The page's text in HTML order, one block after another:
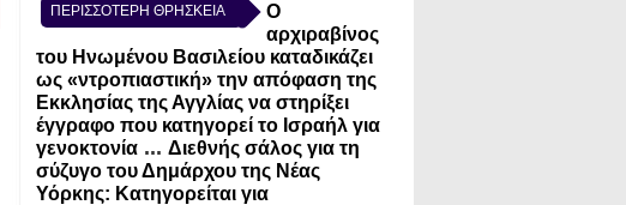
ΠΕΡΙΣΣΟΤΕΡΗ ΘΡΗΣΚΕΙΑ
Ο
αρχιραβίνος
του Ηνωμένου Βασιλείου καταδικάζει
ως «ντροπιαστική» την απόφαση της
Εκκλησίας της Αγγλίας να στηρίξει
έγγραφο που κατηγορεί το Ισραήλ για
γενοκτονία ... Διεθνής σάλος για τη
σύζυγο του Δημάρχου της Νέας
Υόρκης: Κατηγορείται για